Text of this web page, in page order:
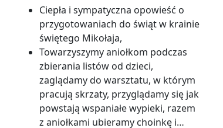
Ciepła i sympatyczna opowieść o
przygotowaniach do świąt w krainie
świętego Mikołaja,
Towarzyszymy aniołkom podczas
zbierania listów od dzieci,
zaglądamy do warsztatu, w którym
pracują skrzaty, przyglądamy się jak
powstają wspaniałe wypieki, razem
z aniołkami ubieramy choinkę i…